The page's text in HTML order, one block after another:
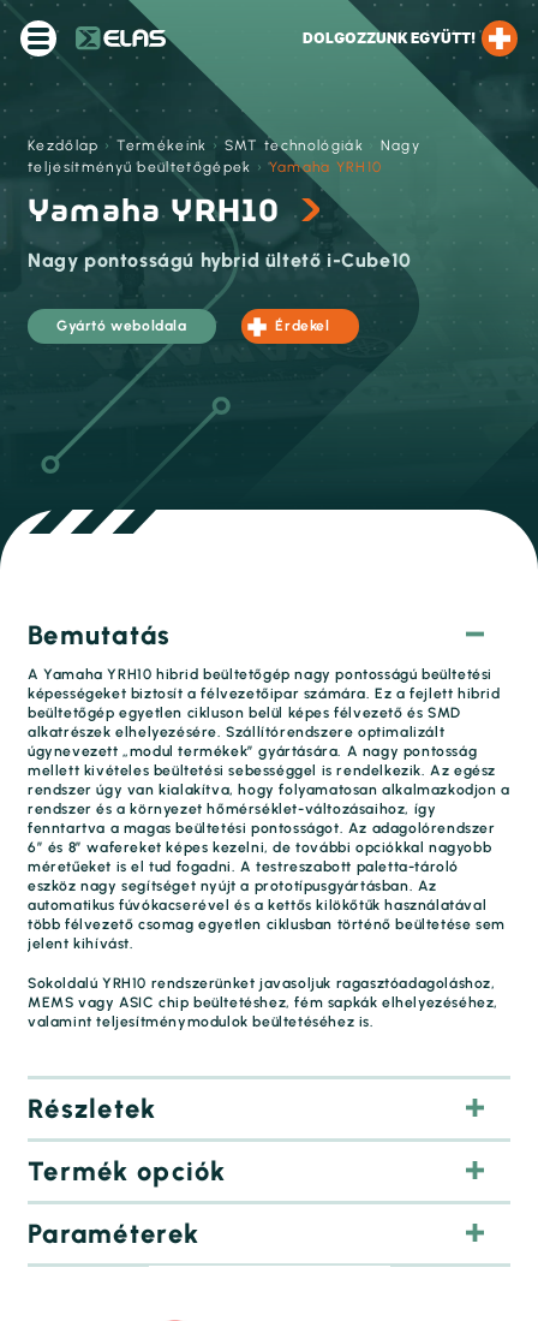
DOLGOZZUNK EGYÜTT!
Kezdőlap › Termékeink › SMT technológiák
Nagy
teljesítményű beültetőgépek ›Yamaha YRH10
Yamaha YRH10
Nagy pontosságú hybrid ültető i-Cube10
Gyártó weboldala Érdekel
Bemutatás
A Yamaha YRH10 hibrid beültetőgép nagy pontosságú beültetési
képességeket biztosít a félvezetőipar számára. Ez a fejlett hibrid
beültetőgép egyetlen cikluson belül képes félvezető és SMD
alkatrészek elhelyezésére. Szállítórendszere optimalizált
úgynevezett „modul termékek” gyártására. A nagy pontosság
mellett kivételes beültetési sebességgel is rendelkezik. Az egész
rendszer úgy van kialakítva, hogy folyamatosan alkalmazkodjon a
rendszer és a környezet hőmérséklet-változásaihoz, így
fenntartva a magas beültetési pontosságot. Az adagolórendszer
6” és 8” wafereket képes kezelni, de további opciókkal nagyobb
méretűeket is el tud fogadni. A testreszabott paletta-tároló
eszköz nagy segítséget nyújt a prototípusgyártásban. Az
automatikus fúvókacserével és a kettős kilökőtűk használatával
több félvezető csomag egyetlen ciklusban történő beültetése sem
jelent kihívást.
Sokoldalú YRH10 rendszerünket javasoljuk ragasztóadagoláshoz,
MEMS vagy ASIC chip beültetéshez, fém sapkák elhelyezéséhez,
valamint teljesítménymodulok beültetéséhez is.
Részletek
Termék opciók
Paraméterek